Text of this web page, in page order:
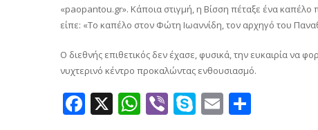
«paopantou.gr». Κάποια στιγμή, η Βίσση πέταξε ένα καπέλο
είπε: «Το καπέλο στον Φώτη Ιωαννίδη, τον αρχηγό του
Ο διεθνής επιθετικός δεν έχασε, φυσικά, την ευκαιρία να
νυχτερινό κέντρο προκαλώντας ενθουσιασμό.
Facebook
X WhatsApp
ViberSkype
Email